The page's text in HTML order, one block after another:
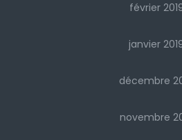
février
janvier
décembre
novembre